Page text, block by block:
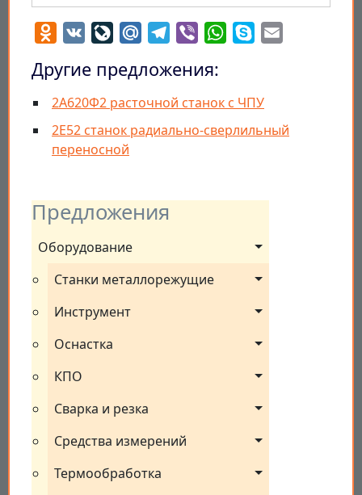
Предложения
Оборудование
Станки металлорежущие
Инструмент
Оснастка
КПО
Сварка и резка
Средства измерений
Термообработка
Odnoklassniki
VK LiveJournal
Mail.RuTelegram
Viber WhatsApp
Skype
Другие предложения:
2А620Ф2 расточной станок с ЧПУ
2Е52 станок радиально-сверлильный
переносной